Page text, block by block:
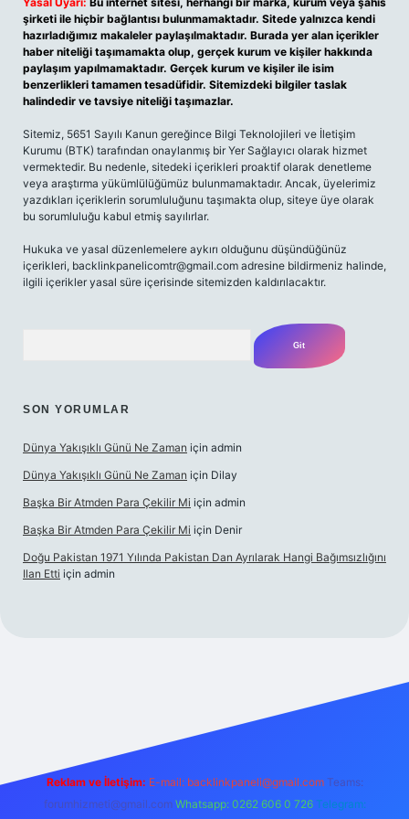
şirketi ile hiçbir bağlantısı bulunmamaktadır. Sitede yalnızca kendi
hazırladığımız makaleler paylaşılmaktadır. Burada yer alan içerikler
haber niteliği taşımamakta olup, gerçek kurum ve kişiler hakkında
paylaşım yapılmamaktadır. Gerçek kurum ve kişiler ile isim
benzerlikleri tamamen tesadüfidir. Sitemizdeki bilgiler taslak
halindedir ve tavsiye niteliği taşımazlar.
Sitemiz, 5651 Sayılı Kanun gereğince Bilgi Teknolojileri ve İletişim
Kurumu (BTK) tarafından onaylanmış bir Yer Sağlayıcı olarak hizmet
vermektedir. Bu nedenle, sitedeki içerikleri proaktif olarak denetleme
veya araştırma yükümlülüğümüz bulunmamaktadır. Ancak, üyelerimiz
yazdıkları içeriklerin sorumluluğunu taşımakta olup, siteye üye olarak
bu sorumluluğu kabul etmiş sayılırlar.
Hukuka ve yasal düzenlemelere aykırı olduğunu düşündüğünüz
içerikleri, backlinkpanelicomtr@gmail.com adresine bildirmeniz halinde,
ilgili içerikler yasal süre içerisinde sitemizden kaldırılacaktır.
SON YORUMLAR
Dünya Yakışıklı Günü Ne Zaman için admin
Dünya Yakışıklı Günü Ne Zaman için Dilay
Başka Bir Atmden Para Çekilir Mi için admin
Başka Bir Atmden Para Çekilir Mi için Denir
Doğu Pakistan 1971 Yılında Pakistan Dan Ayrılarak Hangi Bağımsızlığını
Ilan Etti için admin
Reklam ve İletişim: E-mail: backlinkpaneli@gmail.com Teams:
forumhizmeti@gmail.com Whatsapp: 0262 606 0 726 Telegram: